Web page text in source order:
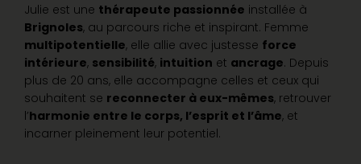
Julie est une thérapeute passionnée installée à
Brignoles, au parcours riche et inspirant. Femme
multipotentielle, elle allie avec justesse force
intérieure, sensibilité, intuition et ancrage. Depuis
plus de 20 ans, elle accompagne celles et ceux qui
souhaitent se reconnecter à eux-mêmes, retrouver
l’harmonie entre le corps, l’esprit et l’âme, et
incarner pleinement leur potentiel.